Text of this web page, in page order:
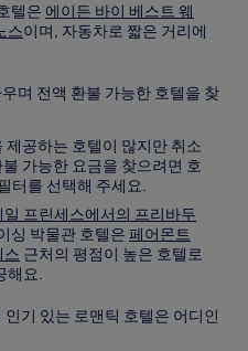
텔은 에이든 바이 베스트 웨
스이며, 자동차로 짧은 거리에
며 전액 환불 가능한 호텔을 찾
공하는 호텔이 많지만 취소
가능한 요금을 찾으려면 호
터를 선택해 주세요.
프린세스에서의 프리바두
싱 박물관 호텔은 페어몬트
스 근처의 평점이 높은 호텔로
해요.
기 있는 로맨틱 호텔은 어디인